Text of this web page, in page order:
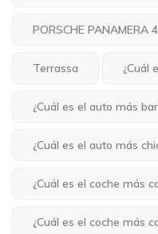
PORSCHE PANAMERA
Terrassa ¿Cuál
¿Cuál es el auto más
¿Cuál es el auto más
¿Cuál es el coche más
¿Cuál es el coche más